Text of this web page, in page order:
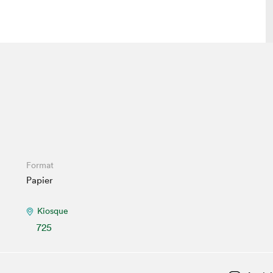
Salon
Traiteur
Format
Papier
Kiosque
725